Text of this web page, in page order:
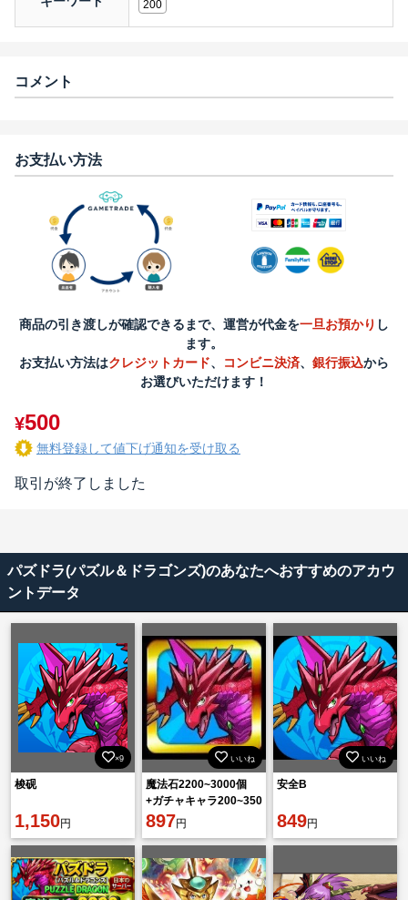
200
コメント
お支払い方法
商品の引き渡しが確認できるまで、運営が代金を一旦お預かり し
ます。
お支払い方法はクレジットカード、 コンビニ決済、 銀行振込から
お選びいただけます！
¥500
無料登録して値下げ通知を受け取る
取引が終了しました
パズドラ(パズル＆ドラゴンズ)のあなたへおすすめのアカウ
ントデータ
×9
梭砚
1,150円
いいね
魔法石2200~3000個
+ガチャキャラ200~350
体前後+素材+他 初期垢
897円
いいね
安全B
849円